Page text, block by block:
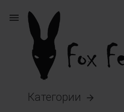
menu
Категории arrow_forward